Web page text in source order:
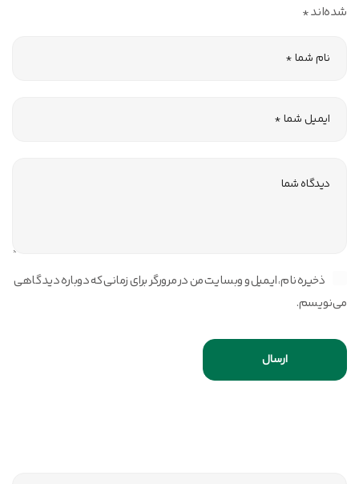
شده‌اند*
ذخیره نام، ایمیل و وبسایت من در مرورگر برای زمانی که دوباره دیدگاهی
می‌نویسم.